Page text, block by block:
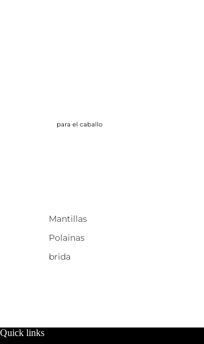
para el caballo
Mantillas
Polainas
brida
Quick links